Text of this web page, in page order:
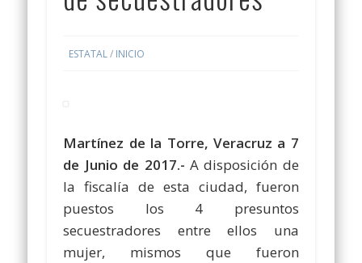
ESTATAL/ INICIO
Martínez de la Torre, Veracruz a 7
de Junio de 2017.- A disposición de
la fiscalía de esta ciudad, fueron
puestos los 4 presuntos
secuestradores entre ellos una
mujer, mismos que fueron